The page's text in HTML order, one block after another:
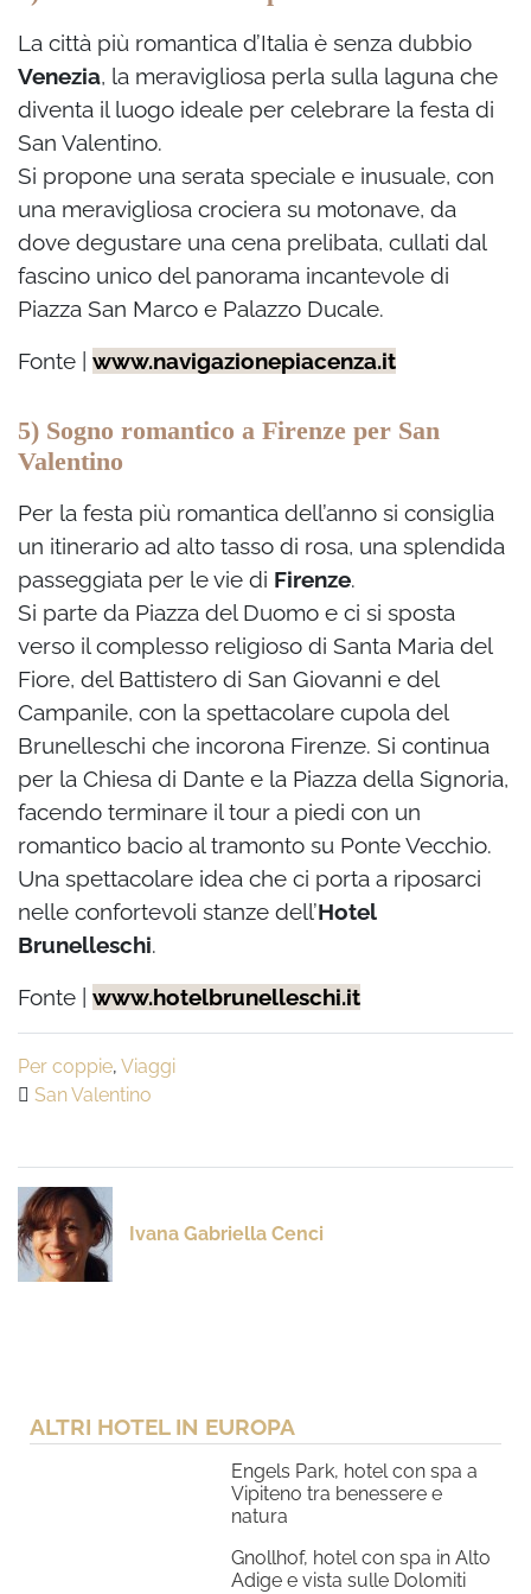
La città più romantica d’Italia è senza dubbio
Venezia, la meravigliosa perla sulla laguna che
diventa il luogo ideale per celebrare la festa di
San Valentino.
Si propone una serata speciale e inusuale, con
una meravigliosa crociera su motonave, da
dove degustare una cena prelibata, cullati dal
fascino unico del panorama incantevole di
Piazza San Marco e Palazzo Ducale.
Fonte | www.navigazionepiacenza.it
5) Sogno romantico a Firenze per San
Valentino
Per la festa più romantica dell’anno si consiglia
un itinerario ad alto tasso di rosa, una splendida
passeggiata per le vie di Firenze.
Si parte da Piazza del Duomo e ci si sposta
verso il complesso religioso di Santa Maria del
Fiore, del Battistero di San Giovanni e del
Campanile, con la spettacolare cupola del
Brunelleschi che incorona Firenze. Si continua
per la Chiesa di Dante e la Piazza della Signoria,
facendo terminare il tour a piedi con un
romantico bacio al tramonto su Ponte Vecchio.
Una spettacolare idea che ci porta a riposarci
nelle confortevoli stanze dell’Hotel
Brunelleschi.
Fonte | www.hotelbrunelleschi.it
Per coppie, Viaggi
San Valentino
Ivana Gabriella Cenci
ALTRI HOTEL IN EUROPA
Engels Park, hotel con spa a
Vipiteno tra benessere e
natura
Gnollhof, hotel con spa in Alto
Adige e vista sulle Dolomiti